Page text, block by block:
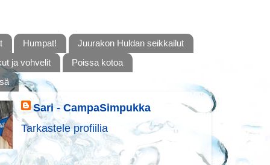
Humpat!
Juurakon Huldan seikkailut
ja vohvelit
Poissa kotoa
Sari - CampaSimpukka
Tarkastele profiilia